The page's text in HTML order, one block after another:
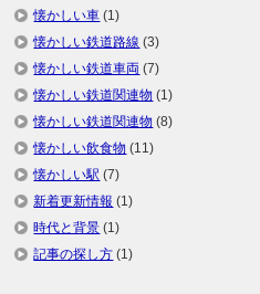
懐かしい車 (1)
懐かしい鉄道路線 (3)
懐かしい鉄道車両 (7)
懐かしい鉄道関連物 (1)
懐かしい鉄道関連物 (8)
懐かしい飲食物 (11)
懐かしい駅 (7)
新着更新情報 (1)
時代と背景 (1)
記事の探し方 (1)